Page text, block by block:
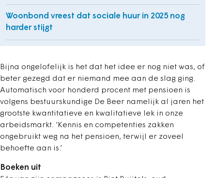
Woonbond vreest dat sociale huur in 2025 nog
harder stijgt
Bijna ongelofelijk is het dat het idee er nog niet was, of
beter gezegd dat er niemand mee aan de slag ging.
Automatisch voor honderd procent met pensioen is
volgens bestuurskundige De Beer namelijk al jaren het
grootste kwantitatieve en kwalitatieve lek in onze
arbeidsmarkt. ‘Kennis en competenties zakken
ongebruikt weg na het pensioen, terwijl er zoveel
behoefte aan is.’
Boeken uit